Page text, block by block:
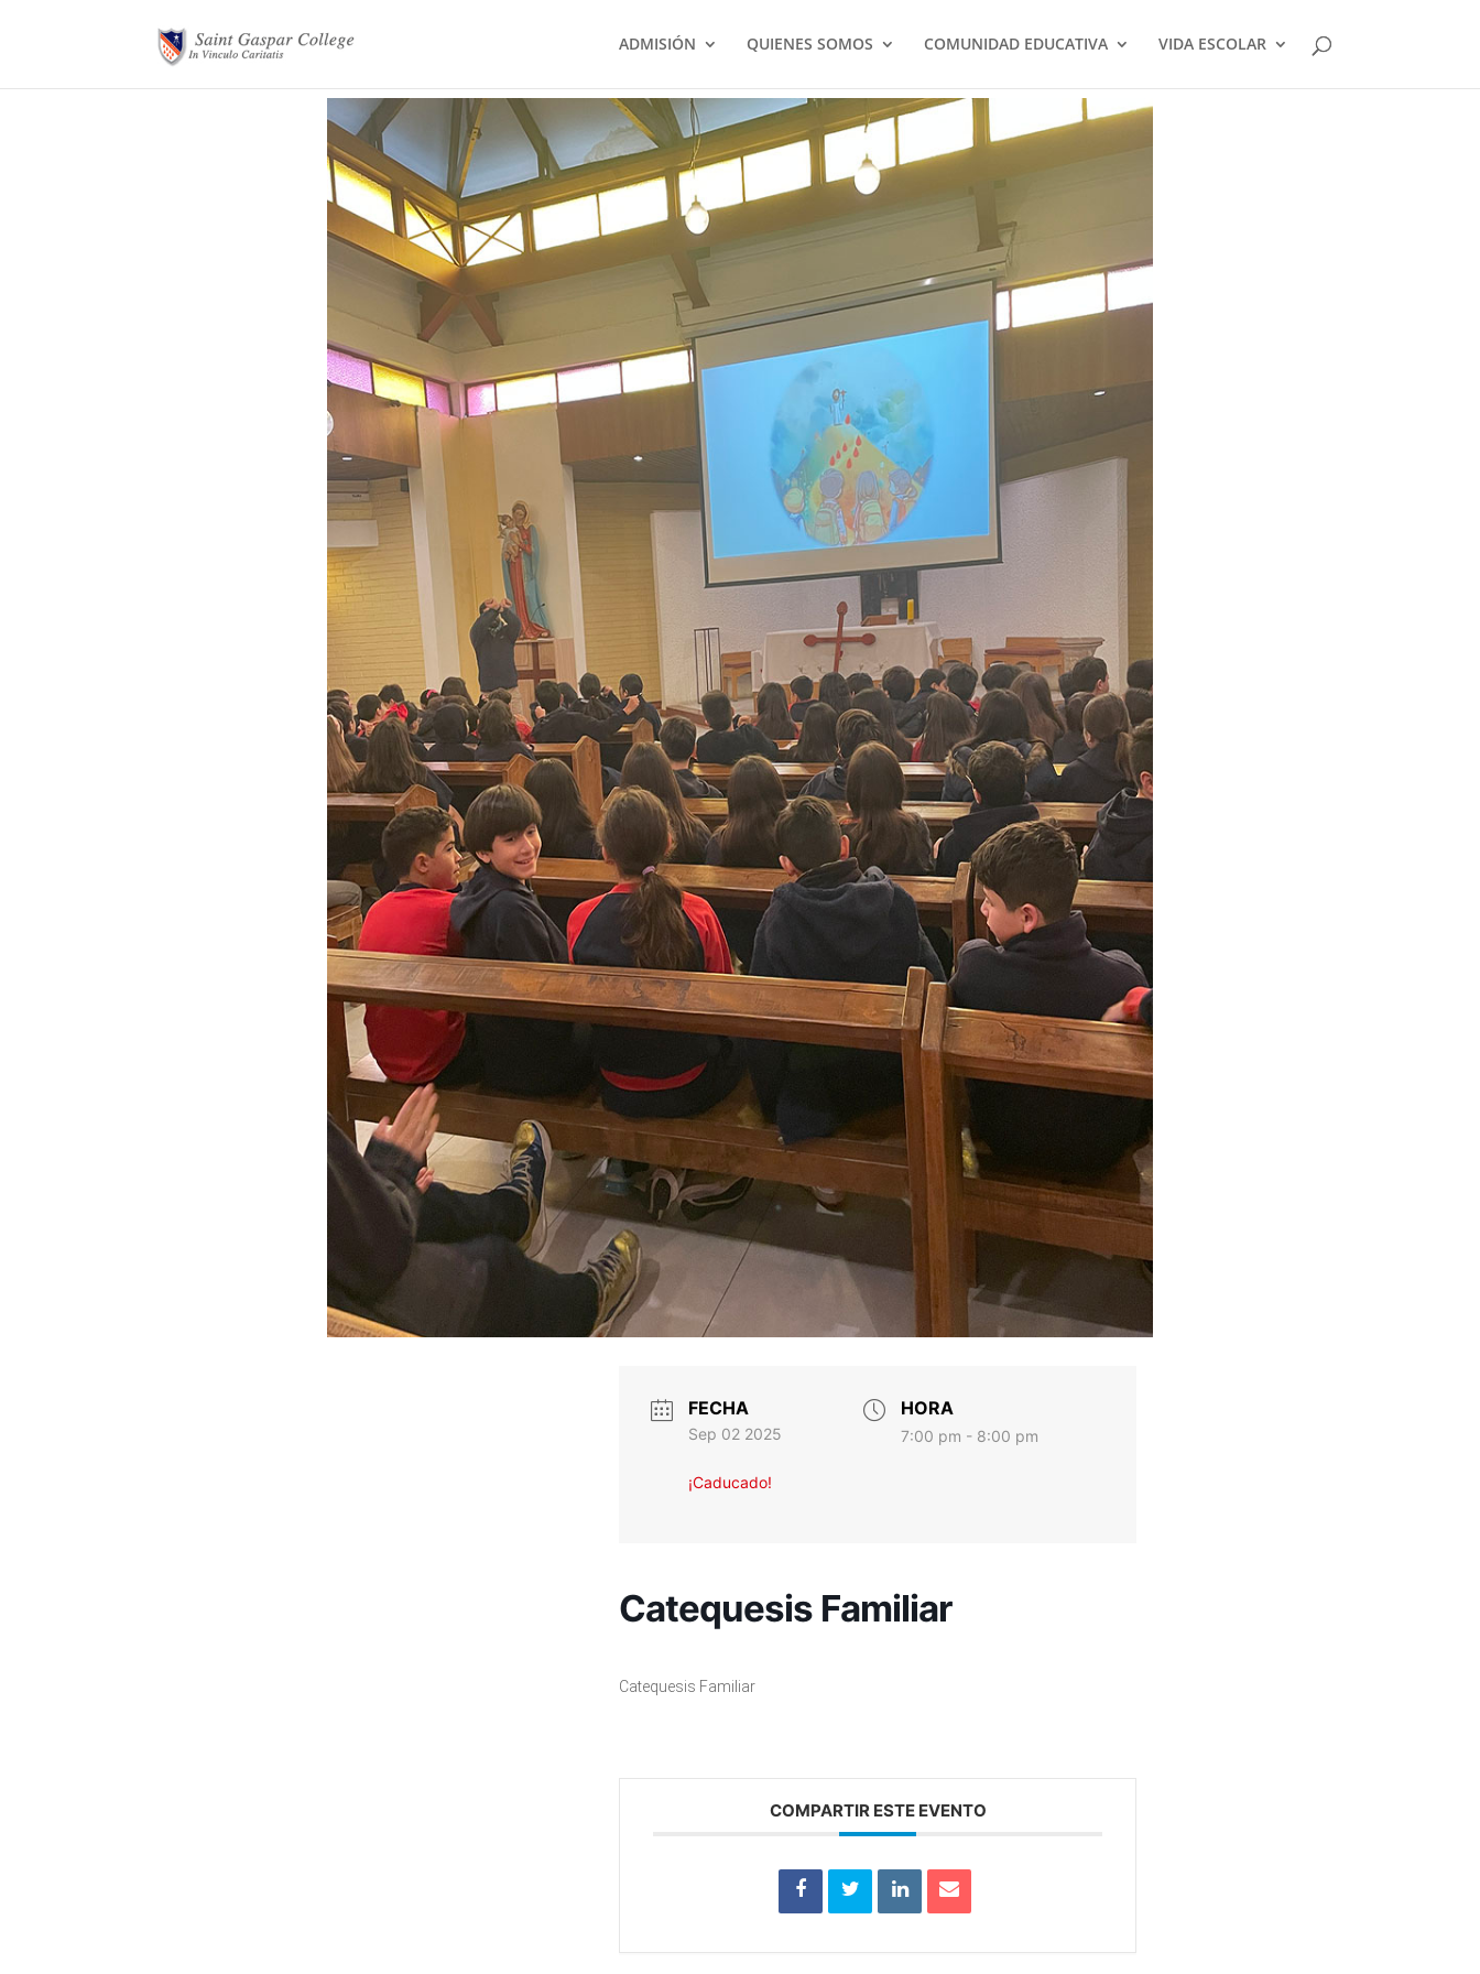
ADMISIÓN QUIENES SOMOS COMUNIDAD EDUCATIVA VIDA ESCOLAR
FECHA
Sep 02 2025
¡Caducado!
HORA
7:00 pm - 8:00 pm
Catequesis Familiar
Catequesis Familiar
COMPARTIR ESTE EVENTO